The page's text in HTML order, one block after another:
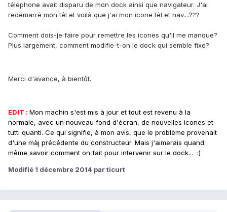
téléphone avait disparu de mon dock ainsi que navigateur. J'ai
redémarré mon tél et voilà que j'ai mon icone tél et nav....???
Comment dois-je faire pour remettre les icones qu'il me manque?
Plus largement, comment modifie-t-on le dock qui semble fixe?
Merci d'avance, à bientôt.
EDIT : Mon machin s'est mis à jour et tout est revenu à la
normale, avec un nouveau fond d'écran, de nouvelles icones et
tutti quanti. Ce qui signifie, à mon avis, que le problème provenait
d'une màj précédente du constructeur. Mais j'aimerais quand
même savoir comment on fait pour intervenir sur le dock... :)
Modifié 1 décembre 2014 par ticurt